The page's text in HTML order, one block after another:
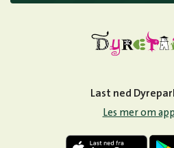
Last ned
Les mer om